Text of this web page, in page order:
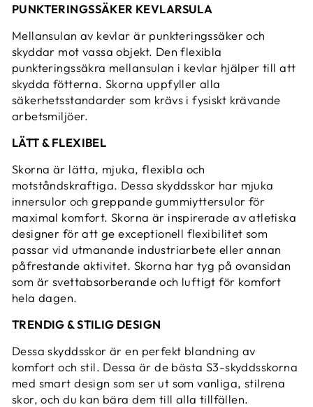
PUNKTERINGSSÄKER KEVLARSULA
Mellansulan av kevlar är punkteringssäker och
skyddar mot vassa objekt. Den flexibla
punkteringssäkra mellansulan i kevlar hjälper till att
skydda fötterna. Skorna uppfyller alla
säkerhetsstandarder som krävs i fysiskt krävande
arbetsmiljöer.
LÄTT & FLEXIBEL
Skorna är lätta, mjuka, flexibla och
motståndskraftiga. Dessa skyddsskor har mjuka
innersulor och greppande gummiyttersulor för
maximal komfort. Skorna är inspirerade av atletiska
designer för att ge exceptionell flexibilitet som
passar vid utmanande industriarbete eller annan
påfrestande aktivitet. Skorna har tyg på ovansidan
som är svettabsorberande och luftigt för komfort
hela dagen.
TRENDIG & STILIG DESIGN
Dessa skyddsskor är en perfekt blandning av
komfort och stil. Dessa är de bästa S3-skyddsskorna
med smart design som ser ut som vanliga, stilrena
skor, och du kan bära dem till alla tillfällen.